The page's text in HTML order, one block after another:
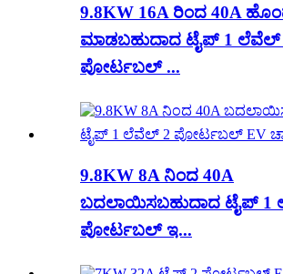
9.8KW 16A ರಿಂದ 40A
ಮಾಡಬಹುದಾದ ಟೈಪ್ 1 ಲೆವೆಲ್
ಪೋರ್ಟಬಲ್ ...
9.8KW 8A ನಿಂದ 40A
ಬದಲಾಯಿಸಬಹುದಾದ ಟೈಪ್ 1
ಪೋರ್ಟಬಲ್ ಇ...